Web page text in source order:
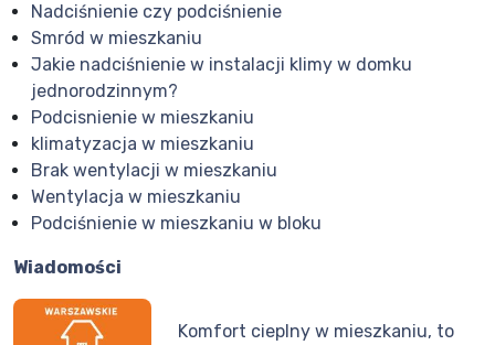
Nadciśnienie czy podciśnienie
Smród w mieszkaniu
Jakie nadciśnienie w instalacji klimy w domku
jednorodzinnym?
Podcisnienie w mieszkaniu
klimatyzacja w mieszkaniu
Brak wentylacji w mieszkaniu
Wentylacja w mieszkaniu
Podciśnienie w mieszkaniu w bloku
Wiadomości
Komfort cieplny w mieszkaniu, to